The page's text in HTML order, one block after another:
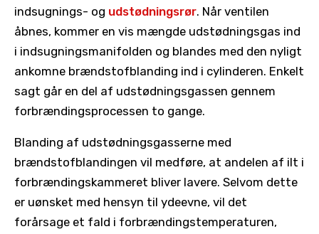
indsugnings- og udstødningsrør. Når ventilen
åbnes, kommer en vis mængde udstødningsgas ind
i indsugningsmanifolden og blandes med den nyligt
ankomne brændstofblanding ind i cylinderen. Enkelt
sagt går en del af udstødningsgassen gennem
forbrændingsprocessen to gange.
Blanding af udstødningsgasserne med
brændstofblandingen vil medføre, at andelen af ilt i
forbrændingskammeret bliver lavere. Selvom dette
er uønsket med hensyn til ydeevne, vil det
forårsage et fald i forbrændingstemperaturen,